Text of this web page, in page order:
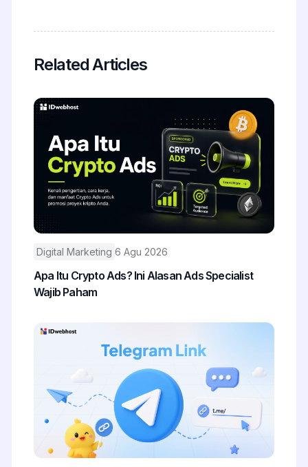
Related Articles
Digital Marketing 6 Agu 2026
Apa Itu Crypto Ads? Ini Alasan Ads Specialist
Wajib Paham